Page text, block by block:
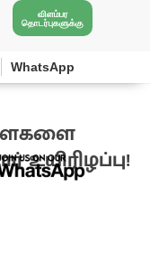
விளம்பர
தொடர்புகளுக்கு
WhatsApp
உயிரிழப்பு!